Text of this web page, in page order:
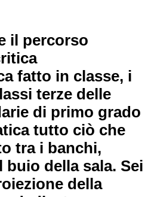
il percorso
fatto in classe, i
terze delle
di primo grado
tutto ciò che
tra i banchi,
della sala. Sei
della